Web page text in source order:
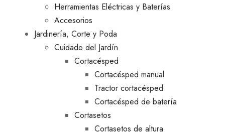
Herramientas Eléctricas y Baterías
Accesorios
Jardinería, Corte y Poda
Cuidado del Jardín
Cortacésped
Cortacésped manual
Tractor cortacésped
Cortacésped de batería
Cortasetos
Cortasetos de altura